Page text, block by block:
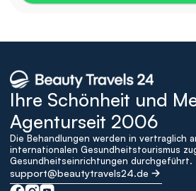
Ihre Schönheit und
Agenturseit 2006
Die Behandlungen werden in vertraglich
internationalen Gesundheitstourismus
Gesundheitseinrichtungen durchgeführt.
support@beautytravels24.de